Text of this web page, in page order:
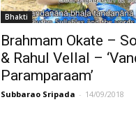
Bhakti
Brahmam Okate –
& Rahul Vellal –
Paramparaam’
Subbarao Sripada - 14/09/2018